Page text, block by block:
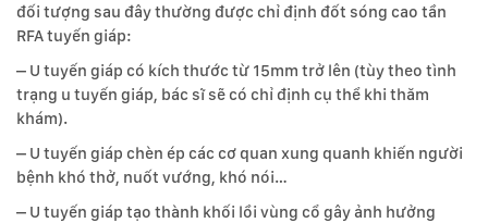
đối tượng sau đây thường được chỉ định đốt sóng cao tần
RFA tuyến giáp:
– U tuyến giáp có kích thước từ 15mm trở lên (tùy theo tình
trạng u tuyến giáp, bác sĩ sẽ có chỉ định cụ thể khi thăm
khám).
– U tuyến giáp chèn ép các cơ quan xung quanh khiến người
bệnh khó thở, nuốt vướng, khó nói…
– U tuyến giáp tạo thành khối lồi vùng cổ gây ảnh hưởng